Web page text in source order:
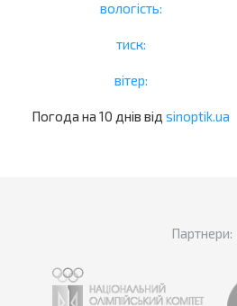
вологість:
тиск:
вітер:
Погода на 10 днів від sinoptik.ua
Партнери: